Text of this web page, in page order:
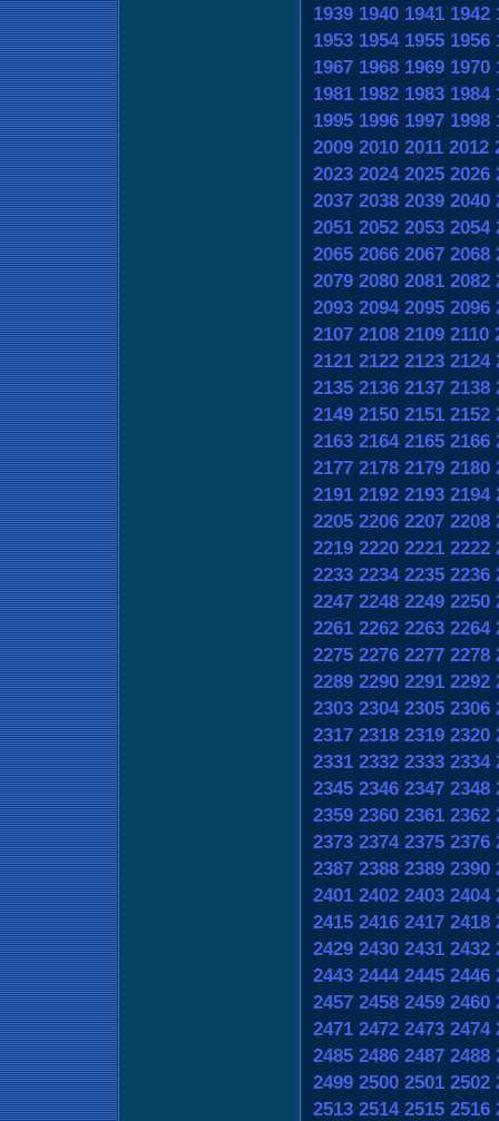
1939 1940 1941 1942
1953 1954 1955 1956
1967 1968 1969 1970
1981 1982 1983 1984
1995 1996 1997 1998
2009 2010 2011 2012
2023 2024 2025 2026
2037 2038 2039 2040
2051 2052 2053 2054
2065 2066 2067 2068
2079 2080 2081 2082
2093 2094 2095 2096
2107 2108 2109 2110
2121 2122 2123 2124
2135 2136 2137 2138
2149 2150 2151 2152
2163 2164 2165 2166
2177 2178 2179 2180
2191 2192 2193 2194
2205 2206 2207 2208
2219 2220 2221 2222
2233 2234 2235 2236
2247 2248 2249 2250
2261 2262 2263 2264
2275 2276 2277 2278
2289 2290 2291 2292
2303 2304 2305 2306
2317 2318 2319 2320
2331 2332 2333 2334
2345 2346 2347 2348
2359 2360 2361 2362
2373 2374 2375 2376
2387 2388 2389 2390
2401 2402 2403 2404
2415 2416 2417 2418
2429 2430 2431 2432
2443 2444 2445 2446
2457 2458 2459 2460
2471 2472 2473 2474
2485 2486 2487 2488
2499 2500 2501 2502
2513 2514 2515 2516